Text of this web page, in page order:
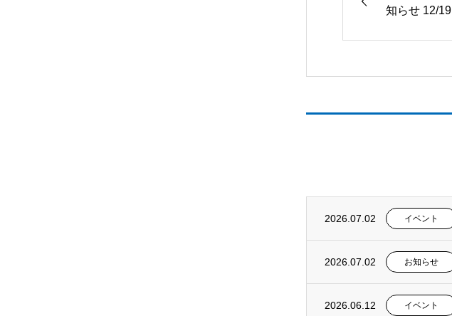
知らせ 12/19
2026.07.02 イベント
2026.07.02 お知らせ
2026.06.12 イベント